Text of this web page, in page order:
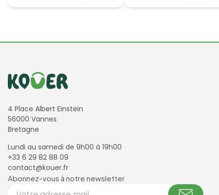
Informations de contact
4 Place Albert Einstein
56000 Vannes
Bretagne
Lundi au samedi de 9h00 à 19h00
+33 6 29 82 88 09
contact@kouer.fr
Newsletter et réseaux sociaux
Abonnez-vous à notre newsletter
Votre adresse email